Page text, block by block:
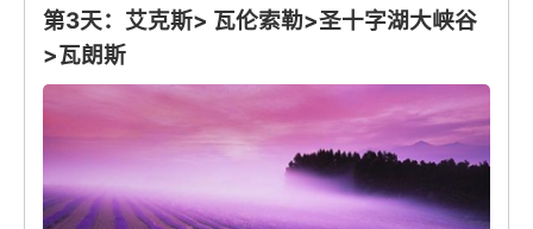
第3天：艾克斯> 瓦伦索勒>圣十字湖大峡谷
>瓦朗斯